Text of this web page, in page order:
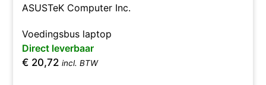
ASUSTeK Computer Inc.
Voedingsbus laptop
Direct leverbaar
€ 20,72 incl. BTW